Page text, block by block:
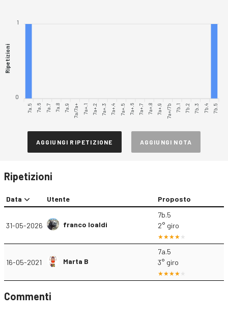
1
0
Ripetizioni
7a.5 7a.6 7a.7 7a.8 7a.9 7a/7a+ 7a+.1 7a+.2 7a+.3 7a+.4 7a+.5 7a+.6 7a+.7 7a+.8 7a+.9 7a+/7b 7b.1 7b.2 7b.3 7b.4 7b.5
AGGIUNGI RIPETIZIONE AGGIUNGI NOTA
Ripetizioni
Data Utente Proposto
31-05-2026 franco loaldi
7b.5
2° giro
16-05-2021 Marta B
7a.5
3° giro
Commenti